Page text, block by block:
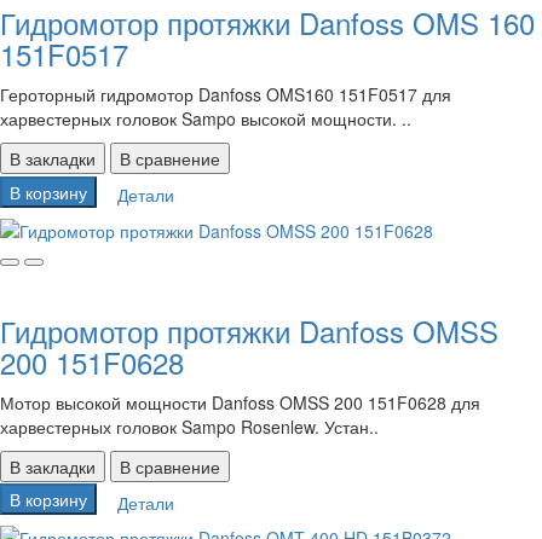
Гидромотор протяжки Danfoss OMS 160
151F0517
Героторный гидромотор Danfoss OMS160 151F0517 для
харвестерных головок Sampo высокой мощности. ..
В закладки
В сравнение
В корзину
Детали
Гидромотор протяжки Danfoss OMSS
200 151F0628
Мотор высокой мощности Danfoss OMSS 200 151F0628 для
харвестерных головок Sampo Rosenlew. Устан..
В закладки
В сравнение
В корзину
Детали